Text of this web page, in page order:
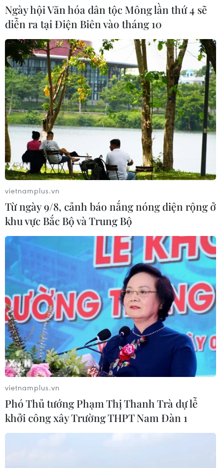
Chiến sỹ cảm tử sẵn sàng chiến đấu, hy sinh để bảo vệ Thủ đô -
Ảnh chỉ mang tính chất minh họa. (Nguồn: Tư liệu TTXVN)
(Vietnam+)
#Trang phục biểu diễn
#Lễ hội Âm nhạc Gió mùa
#Phố đi bộ
#Phố sách Hà Nội
#Nhà hát Lớn
#Scorpions
#Tùng Dương TP. Hà Nội
Theo dõi VietnamPlus
TIN LIÊN QUAN
Ngày hội Văn hóa dân tộc Mông lần thứ 4 sẽ
diễn ra tại Điện Biên vào tháng 10
vietnamplus.vn
Từ ngày 9/8, cảnh báo nắng nóng diện rộng ở
khu vực Bắc Bộ và Trung Bộ
vietnamplus.vn
Phó Thủ tướng Phạm Thị Thanh Trà dự lễ
khởi công xây Trường THPT Nam Đàn 1